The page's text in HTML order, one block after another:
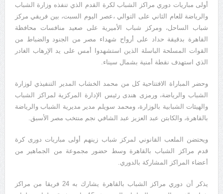
أولى مباريات دوري مراكز الشباب لكرة القدم الذي تنفذه وزارة الشباب
والرياضة للعام الثاني على التوالي ،عصر اليوم السبت، بين فريقي مركز
شباب الساحل، ومركز شباب الأميرية على صعيد منافسات محافظة
القاهرة بدقيقة حداد على أرواح شهداء مصر من الجنود والضباط من
القوات المسلحة الباسلة الذين استشهدوا أمس على يد الإرهاب الغادر
الذي استهدف نقطة أمنية بشمال سيناء.
وحضر المباراة الافتتاحية كل من محمد الخشاب المدير التنفيذي لوزارة
الشباب والرياضة، ورمزى هندى رئيس الإدارة المركزية لمراكز الشباب
والهيئات الشبابية بالوزارة، ومحمد سويلم مدير مديرية الشباب والرياضة
بالقاهرة، والكابتن عبد العزيز عبد الشافي نجم منتخب مصر الأسبق.
ويحتضن الملعب القانوني لمركز شباب زينهم أولى مباريات دورى كرة
قدم مراكز الشباب بالقاهرة وسط حضور مجموعة من الجماهير من
أعضاء المراكز المشاركة بالدوري.
يذكر أن دوري مراكز الشباب بالقاهرة يشارك به 24 فريقا من مراكز